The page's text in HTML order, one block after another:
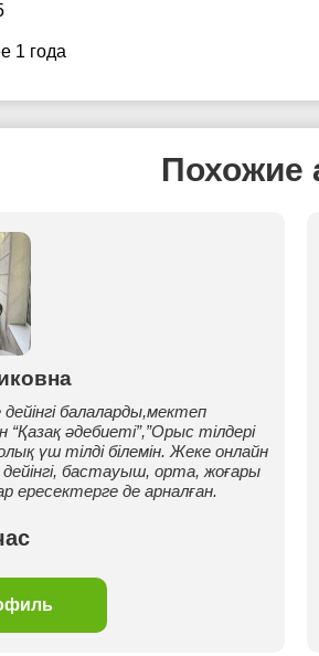
1 года
Похожие
балаларды,мектеп
әдебиеті”,”Орыс тілдері
үш тілді білемін. Жеке онлайн
бастауыш, орта, жоғары
де арналған.